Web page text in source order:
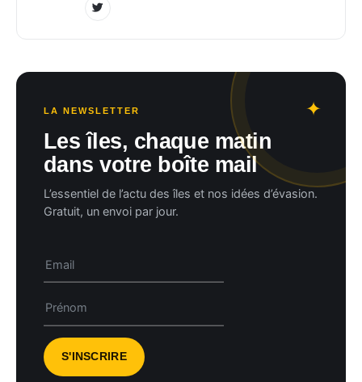
LA NEWSLETTER
Les îles, chaque matin
dans votre boîte mail
L’essentiel de l’actu des îles et nos idées d’évasion.
Gratuit, un envoi par jour.